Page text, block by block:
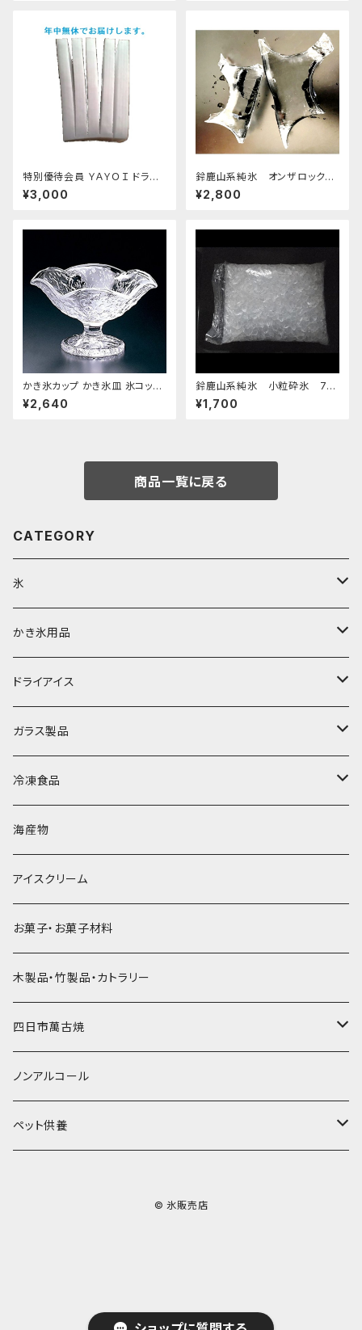
特別優待会員 ＹＡＹＯＩ ドライ
アイス 5kg（出荷時6kg弱）
おすすめ
¥3,000
鈴鹿山系純氷 オンザロック
原料 1.5kg 9袋
¥2,800
かき氷カップ かき氷皿 氷コップ
デザートカップ、アイスクリーム
カップ 鳴門 花 フラッペ デザー
¥2,640
鈴鹿山系純氷 小粒砕氷 7k
g
¥1,700
商品一覧に戻る
CATEGORY
氷
富士天然水の氷
丸氷
直径70mm
直径65mm
角氷
砕氷
氷河の氷
氷アイテム
かき氷用品
かき氷シロップ
無果汁1.8Lパック
無果汁1Lパック
無添加瓶シロップ
かき氷機・かき氷器
かき氷カップ
発泡スチロール無地-使い捨て
発泡スチロールプリント柄
かき氷スプーン・スプーンストロー
プラスチック・スプーン
プラスチック・スプーンストロー
コンデンスミルク・練乳・あんこ
かき氷セット
その他かき氷用品
ドライアイス
ドライアイス3ｋｇ
ドライアイス4ｋｇ
ドライアイス5ｋｇ
ドライアイス8ｋｇ
ドライアイス10ｋｇ
ドライアイス15ｋｇ
ドライアイス20ｋｇ
ドライアイス25ｋｇ
ガラス製品
オンザロック・グラス
ビール・グラス
タンブラー
かき氷器
冷凍食品
肉まん・あんまん
パスタ・スパゲッティ
惣菜
海産物
アイスクリーム
お菓子・お菓子材料
木製品・竹製品・カトラリー
四日市萬古焼
土鍋・土釜
一般土鍋
皿・椀・丼・小物
ノンアルコール
ペット供養
葬祭用ドライアイス
© 氷販売店